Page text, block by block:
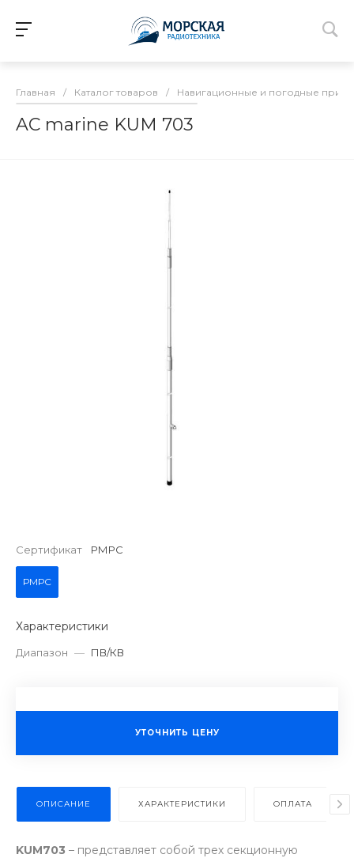
Главная / Каталог товаров / Навигационные и погодные
AC marine KUM 703
Сертификат РМРС
РМРС
Характеристики
Диапазон — ПВ/КВ
УТОЧНИТЬ ЦЕНУ
ОПИСАНИЕ ХАРАКТЕРИСТИКИ ОПЛАТА
KUM703 – представляет собой трех секционную